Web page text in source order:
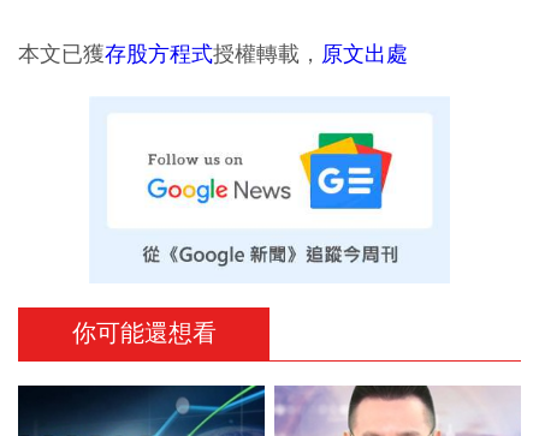
本文已獲存股方程式授權轉載， 原文出處
你可能還想看